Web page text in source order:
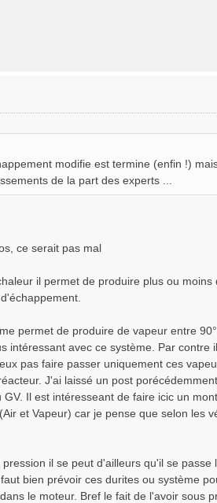
modifie est termine (enfin !)
de la part des experts ...
ce serait pas mal
il permet de produire plus ou moins
permet de produire de vapeur entre
intéressant avec ce système. Par contre
pas faire passer uniquement ces
J'ai laissé un post
Il est intéresseant de faire icic un
et Vapeur) car je pense que selon les
il se peut d'ailleurs qu'il se passe
bien prévoir ces durites ou système
le moteur. Bref le fait de l'avoir sous